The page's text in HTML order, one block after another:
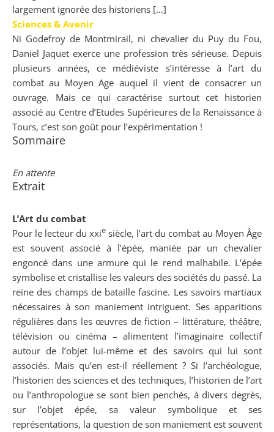
largement ignorée des historiens […]
Sciences & Avenir
Ni Godefroy de Montmirail, ni chevalier du Puy du Fou,
Daniel Jaquet exerce une profession très sérieuse. Depuis
plusieurs années, ce médiéviste s’intéresse à l’art du
combat au Moyen Age auquel il vient de consacrer un
ouvrage. Mais ce qui caractérise surtout cet historien
associé au Centre d’Etudes Supérieures de la Renaissance à
Tours, c’est son goût pour l’expérimentation !
Sommaire
En attente
Extrait
L’Art du combat
Pour le lecteur du xxie siècle, l’art du combat au Moyen Âge
est souvent associé à l’épée, maniée par un chevalier
engoncé dans une armure qui le rend malhabile. L’épée
symbolise et cristallise les valeurs des sociétés du passé. La
reine des champs de bataille fascine. Les savoirs martiaux
nécessaires à son maniement intriguent. Ses apparitions
régulières dans les œuvres de fiction – littérature, théâtre,
télévision ou cinéma – alimentent l’imaginaire collectif
autour de l’objet lui-même et des savoirs qui lui sont
associés. Mais qu’en est-il réellement ? Si l’archéologue,
l’historien des sciences et des techniques, l’historien de l’art
ou l’anthropologue se sont bien penchés, à divers degrès,
sur l’objet épée, sa valeur symbolique et ses
représentations, la question de son maniement est souvent